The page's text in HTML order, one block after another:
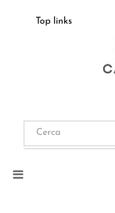
Top links
Navigazione